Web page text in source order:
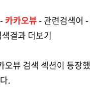
카카오뷰- 관련검색어
결과 더보기
오뷰 검색 섹션이 등장
.